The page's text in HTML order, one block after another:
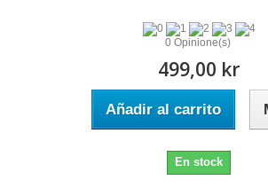
0 Opinione(s)
499,00 kr
Añadir al carrito
En stock